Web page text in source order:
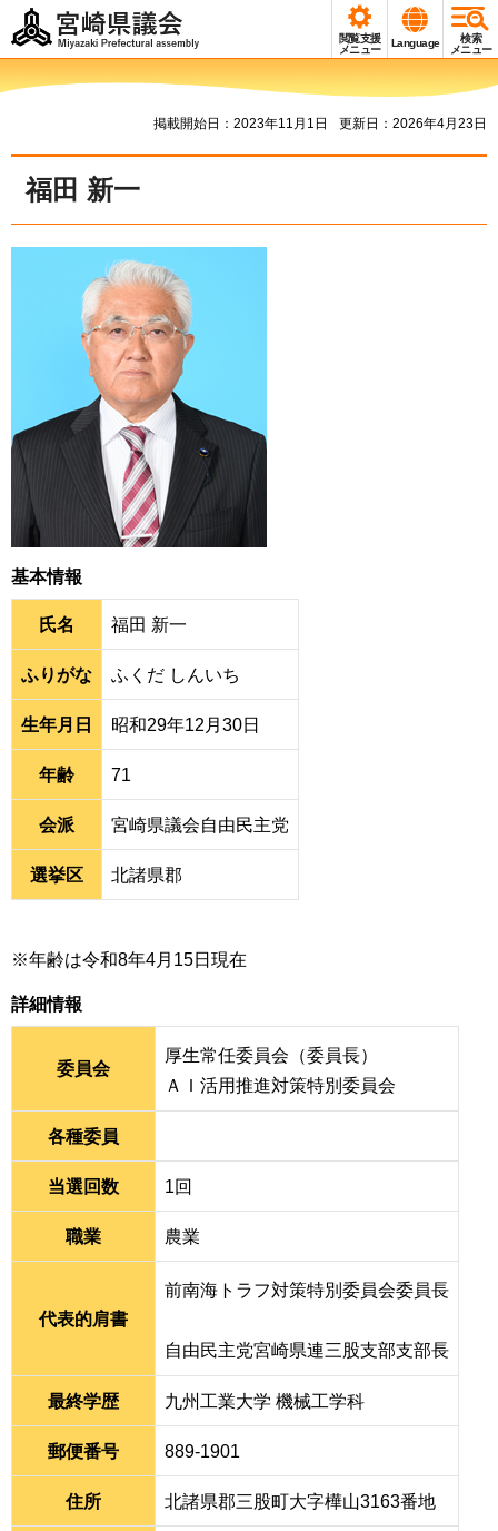
宮崎県議会
Miyazaki Prefectural
閲覧支援
メニュー
Language
検索
メニュー
掲載開始日：2023年11月1日 更新日：2026年4月23日
福田 新一
基本情報
氏名 福田 新一
ふりがな ふくだ しんいち
生年月日 昭和29年12月30日
年齢 71
会派 宮崎県議会自由民主党
選挙区 北諸県郡
※年齢は令和8年4月15日現在
詳細情報
委員会
厚生常任委員会（委員長）
ＡＩ活用推進対策特別委員会
各種委員
当選回数 1回
職業 農業
代表的肩書
前南海トラフ対策特別委員会委員長
自由民主党宮崎県連三股支部支部長
最終学歴 九州工業大学 機械工学科
郵便番号 889-1901
住所 北諸県郡三股町大字樺山3163番地